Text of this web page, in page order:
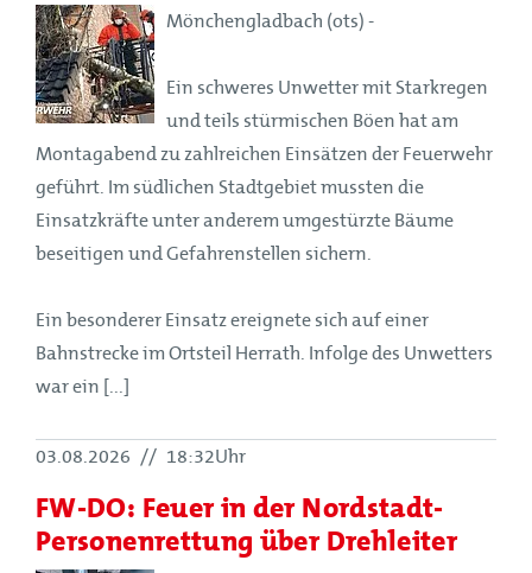
Mönchengladbach (ots) -
Ein schweres Unwetter mit Starkregen
und teils stürmischen Böen hat am
Montagabend zu zahlreichen Einsätzen der Feuerwehr
geführt. Im südlichen Stadtgebiet mussten die
Einsatzkräfte unter anderem umgestürzte Bäume
beseitigen und Gefahrenstellen sichern.
Ein besonderer Einsatz ereignete sich auf einer
Bahnstrecke im Ortsteil Herrath. Infolge des Unwetters
war ein [...]
03.08.2026 // 18:32Uhr
FW-DO: Feuer in der Nordstadt-
Personenrettung über Drehleiter